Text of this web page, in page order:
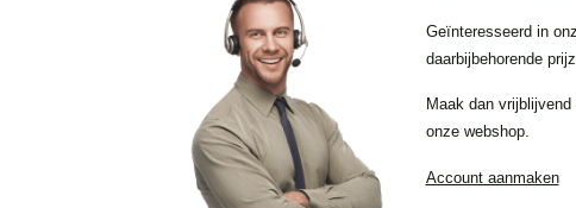
Geïnteresseerd in
daarbijbehorende
Maak dan
onze webshop.
Account aanmaken